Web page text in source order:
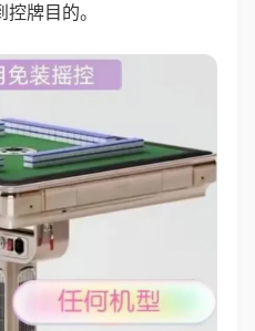
牌目的。